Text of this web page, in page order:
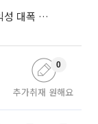
'고원가 터널' 끝 보인다…대형 건설사, 수익성 대폭 개선
추가취재 원해요
0